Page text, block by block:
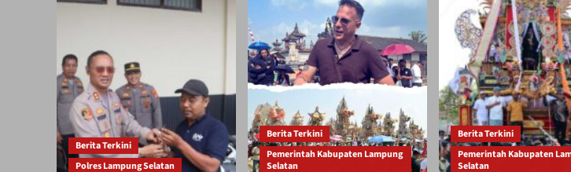
Berita Terkini
Polres Lampung Selatan
Berita Terkini
Pemerintah Kabupaten Lampung
Selatan
Berita Terkini
Pemerintah Kabupaten
Selatan